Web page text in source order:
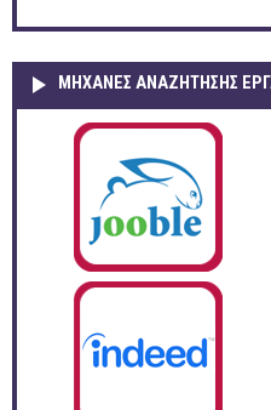
ΜΗΧΑΝΕΣ ΑΝΑΖΗΤΗΣΗΣ